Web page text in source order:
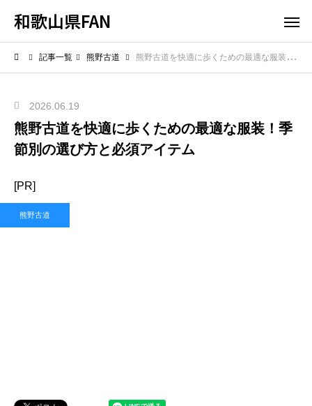
和歌山県FAN
記事一覧 熊野古道 熊野古道を快適に歩くための最適な服装！季節別の選び方と必須アイテム
2026.06.19
熊野古道を快適に歩くための最適な服装！季
節別の選び方と必須アイテム
[PR]
熊野古道